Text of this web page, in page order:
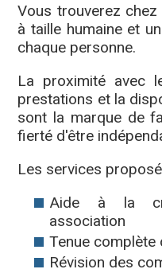
Vous trouverez
à taille humaine et
chaque personne.
La proximité avec
prestations et la
sont la marque de
fierté d'être
Les services
Aide à la
association
Tenue
Révision des